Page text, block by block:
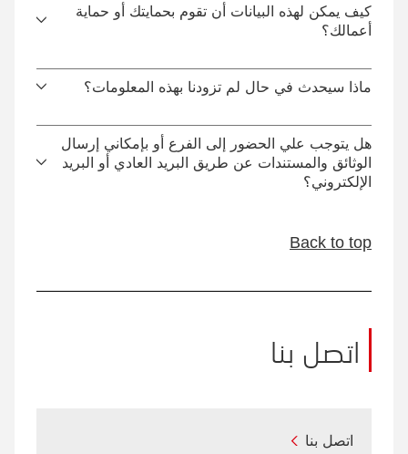
كيف يمكن لهذه البيانات أن تقوم بحمايتك أو حماية
أعمالك؟
ماذا سيحدث في حال لم تزودنا بهذه المعلومات؟
هل يتوجب علي الحضور إلى الفرع أو بإمكاني إرسال
الوثائق والمستندات عن طريق البريد العادي أو البريد
الإلكتروني؟
Back to top
اتصل بنا
اتصل بنا